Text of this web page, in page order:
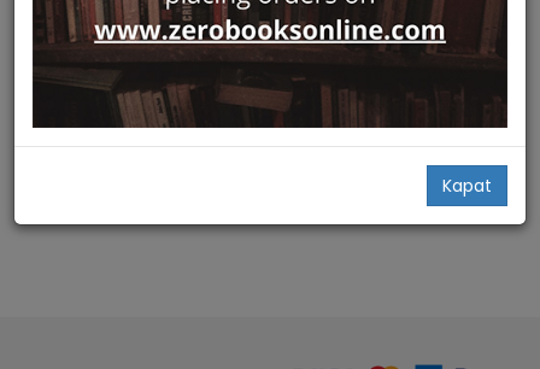
Kapat
Hızlı Bakış
Insanin Kokeni Turler Arasi
Embriyo Transferi Teorisi
Sakin Kitap
29,00